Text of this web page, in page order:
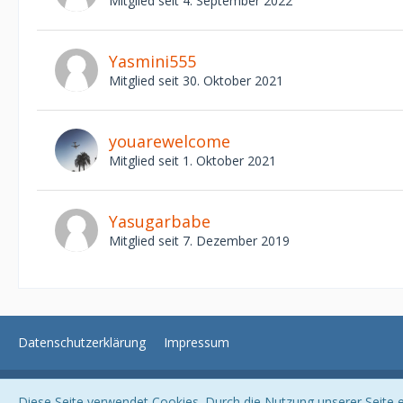
Yasmini555
Mitglied seit 30. Oktober 2021
youarewelcome
Mitglied seit 1. Oktober 2021
Yasugarbabe
Mitglied seit 7. Dezember 2019
Datenschutzerklärung Impressum